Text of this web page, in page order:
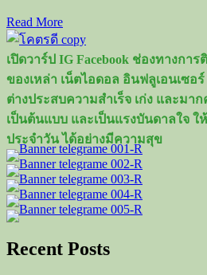
พริต
ตี้
ขวัญใจ
หนุ่ม
ไทย
Read MoreRead
more
about
เปิด
วาร์
ป
บัน
นี่
มัด
ไหม
อดีต
นี่
เปิดวาร์ป IG Facebook ช่องทางกา
ของเหล่า เน็ตไอดอล อินฟลูเอนเซอ
ต่างประสบความสำเร็จ เก่ง และมา
เป็นต้นแบบ และเป็นแรงบันดาลใจ
ประจำวัน ได้อย่างมีความสุข
Recent Posts